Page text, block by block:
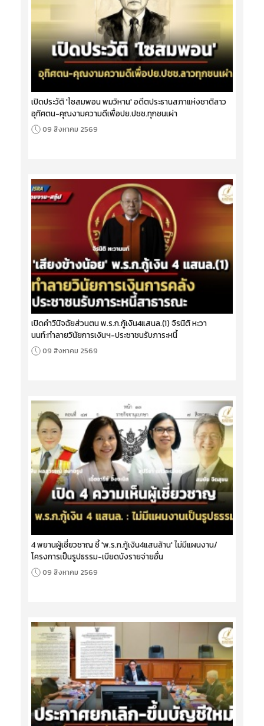
เปิดประวัติ 'ไซสมพอน พมวิหาน' อดีตประธานสภาแห่งชาติลาว
อุทิศตน-คุณงามความดีเพื่อปย.ปชช.ทุกชนเผ่า
09 สิงหาคม 2569
เปิดคำวินิจฉัยส่วนตน พ.ร.ก.กู้เงิน4แสนล.(1) จิรนิติ หะวา
นนท์:ทำลายวินัยการเงินฯ-ประชาชนรับภาระหนี้
09 สิงหาคม 2569
4 พยานผู้เชี่ยวชาญ ชี้ 'พ.ร.ก.กู้เงิน4แสนล้าน' ไม่มีแผนงาน/
โครงการเป็นรูปธรรม-เบียดบังรายจ่ายอื่น
09 สิงหาคม 2569